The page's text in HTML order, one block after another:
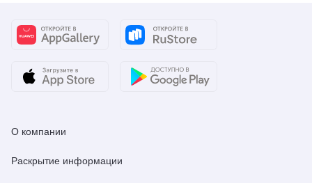
О компании
Раскрытие информации